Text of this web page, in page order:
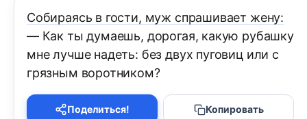
Собираясь в гости, муж спрашивает жену:
— Как ты думаешь, дорогая, какую рубашку
мне лучше надеть: без двух пуговиц или с
грязным воротником?
Поделиться! Копировать